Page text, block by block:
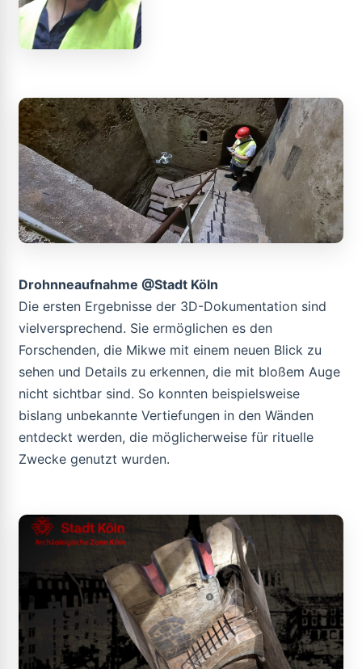
Drohnneaufnahme @Stadt Köln
Die ersten Ergebnisse der 3D-Dokumentation sind
vielversprechend. Sie ermöglichen es den
Forschenden, die Mikwe mit einem neuen Blick zu
sehen und Details zu erkennen, die mit bloßem Auge
nicht sichtbar sind. So konnten beispielsweise
bislang unbekannte Vertiefungen in den Wänden
entdeckt werden, die möglicherweise für rituelle
Zwecke genutzt wurden.